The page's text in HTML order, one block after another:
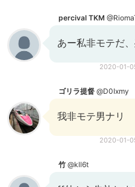
percival TKM
あー私非モテだ
2020-01-
ゴリラ提督 @D0Ixmy
我非モテ男ナリ
2020-01-
竹 @kll6t